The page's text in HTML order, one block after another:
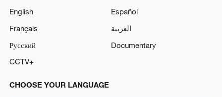
English
Español
Français
العربية
Русский
Documentary
CCTV+
CHOOSE YOUR LANGUAGE